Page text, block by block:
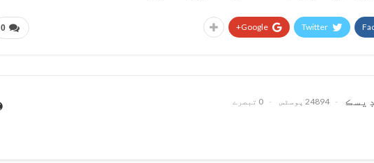
0 Twitter
Google+
24894 پوسٹس 0 تبصرے